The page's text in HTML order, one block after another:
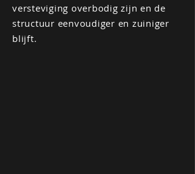
versteviging overbodig zijn en de
structuur eenvoudiger en zuiniger
blijft.